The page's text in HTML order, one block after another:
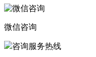
微信咨询
咨询服务热线